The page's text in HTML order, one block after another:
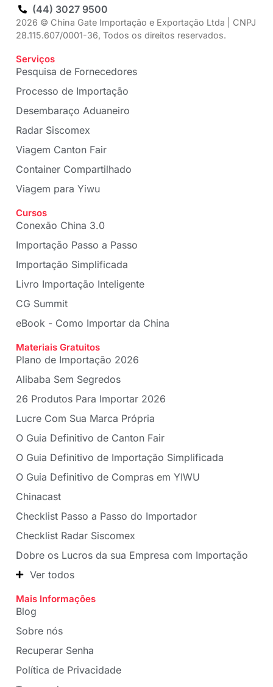
(44) 3027 9500
2026 © China Gate Importação e Exportação Ltda | CNPJ
28.115.607/0001-36, Todos os direitos reservados.
Serviços
Pesquisa de Fornecedores
Processo de Importação
Desembaraço Aduaneiro
Radar Siscomex
Viagem Canton Fair
Container Compartilhado
Viagem para Yiwu
Cursos
Conexão China 3.0
Importação Passo a Passo
Importação Simplificada
Livro Importação Inteligente
CG Summit
eBook - Como Importar da China
Materiais Gratuitos
Plano de Importação 2026
Alibaba Sem Segredos
26 Produtos Para Importar 2026
Lucre Com Sua Marca Própria
O Guia Definitivo de Canton Fair
O Guia Definitivo de Importação Simplificada
O Guia Definitivo de Compras em YIWU
Chinacast
Checklist Passo a Passo do Importador
Checklist Radar Siscomex
Dobre os Lucros da sua Empresa com Importação
Ver todos
Mais Informações
Blog
Sobre nós
Recuperar Senha
Política de Privacidade